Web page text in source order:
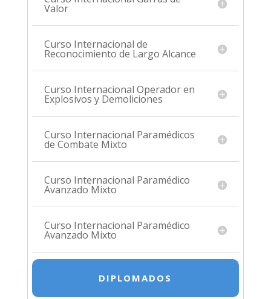
Valor
Curso Internacional de
Reconocimiento de Largo Alcance
Curso Internacional Operador en
Explosivos y Demoliciones
Curso Internacional Paramédicos
de Combate Mixto
Curso Internacional Paramédico
Avanzado Mixto
Curso Internacional Paramédico
Avanzado Mixto
DIPLOMADOS